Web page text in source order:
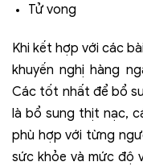
Tử vong
Khi kết hợp với các
khuyến nghị hàng
Các tốt nhất để bổ
là bổ sung thịt nạc,
phù hợp với từng
sức khỏe và mức độ